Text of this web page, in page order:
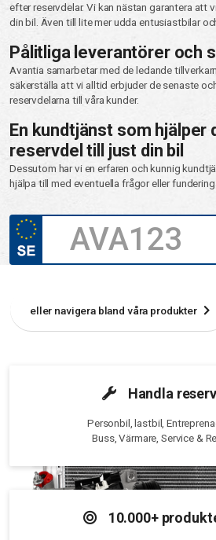
efter reservdelar. Vi kan nästan garantera att vi har reservdelar till AC:n på
din bil. Även till lite mer udda entusiastbilar
Pålitliga leverantörer och
Avantia samarbetar med de ledande
säkerställa att vi alltid erbjuder de senaste
reservdelarna till våra kunder.
En kundtjänst som hjälper
reservdel till just din bil
Dessutom har vi en erfaren och kunnig
hjälpa till med eventuella frågor eller
eller navigera bland våra produkter
Handla
Personbil, lastbil,
Buss, Värmare, Service &
10.000+